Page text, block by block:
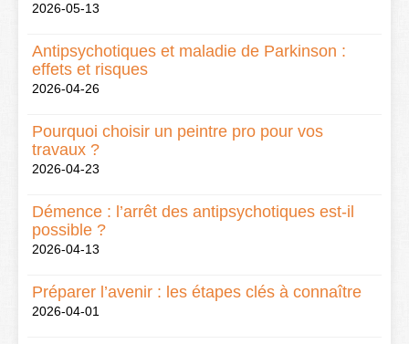
2026-05-13
Antipsychotiques et maladie de Parkinson :
effets et risques
2026-04-26
Pourquoi choisir un peintre pro pour vos
travaux ?
2026-04-23
Démence : l’arrêt des antipsychotiques est-il
possible ?
2026-04-13
Préparer l’avenir : les étapes clés à connaître
2026-04-01